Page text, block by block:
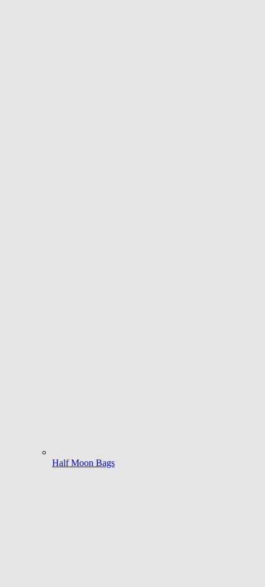
Half Moon Bags